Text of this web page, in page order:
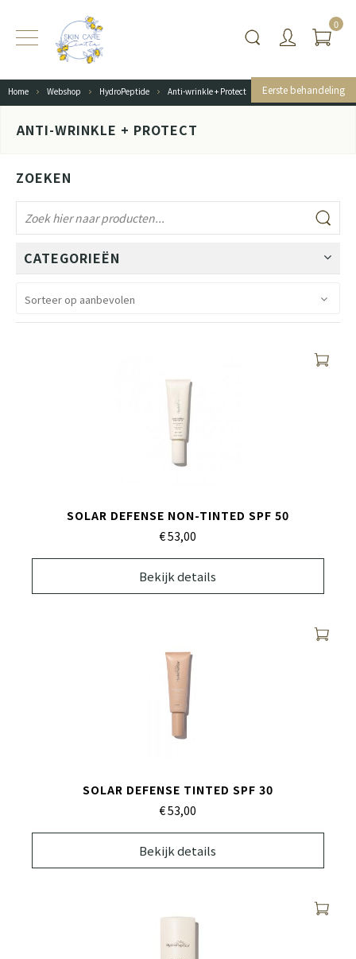
Eerste behandeling
0
Home Webshop HydroPeptide Anti-wrinkle + Protect
ANTI-WRINKLE + PROTECT
ZOEKEN
CATEGORIEËN
SOLAR DEFENSE NON-TINTED SPF 50
€ 53,00
Bekijk details
SOLAR DEFENSE TINTED SPF 30
€ 53,00
Bekijk details